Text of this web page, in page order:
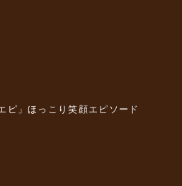
ピ」ほっこり笑顔エピソード